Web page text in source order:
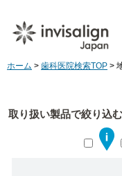
ホーム > 歯科医院検索TOP >
取り扱い製品で絞り込む